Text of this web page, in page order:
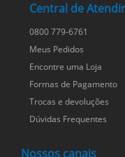
Central de
0800 779-6761
Meus Pedidos
Encontre uma Loja
Formas de Pagamento
Trocas e devoluções
Dúvidas Frequentes
Nossos canais